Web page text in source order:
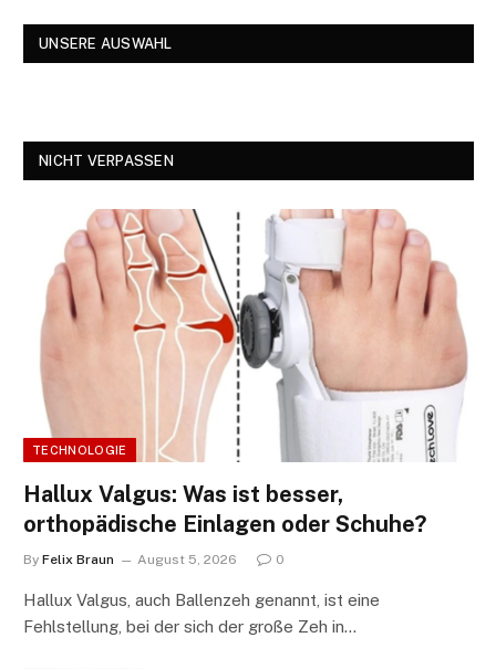
UNSERE AUSWAHL
NICHT VERPASSEN
TECHNOLOGIE
Hallux Valgus: Was ist besser,
orthopädische Einlagen oder Schuhe?
By Felix Braun August 5, 2026 0
Hallux Valgus, auch Ballenzeh genannt, ist eine
Fehlstellung, bei der sich der große Zeh in…